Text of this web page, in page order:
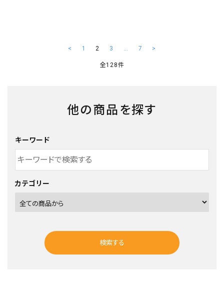
< 1 2 3 … 7 >
全128件
他の商品を探す
キーワード
カテゴリー
検索する